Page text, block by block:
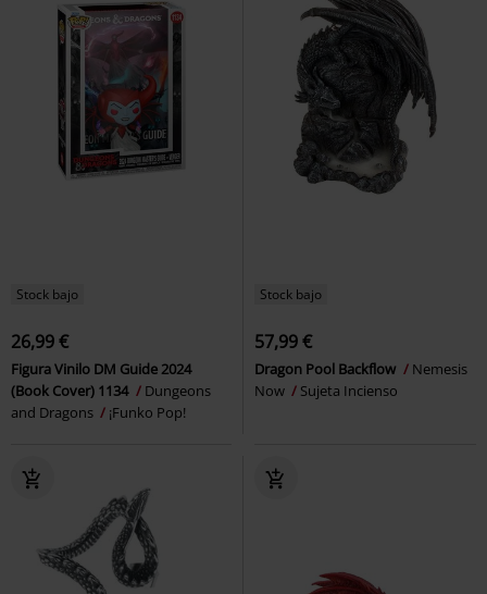
Stock bajo
26,99 €
Figura Vinilo DM Guide 2024
(Book Cover) 1134
Dungeons
and Dragons
¡Funko Pop!
Stock bajo
57,99 €
Dragon Pool Backflow
Nemesis
Now
Sujeta Incienso